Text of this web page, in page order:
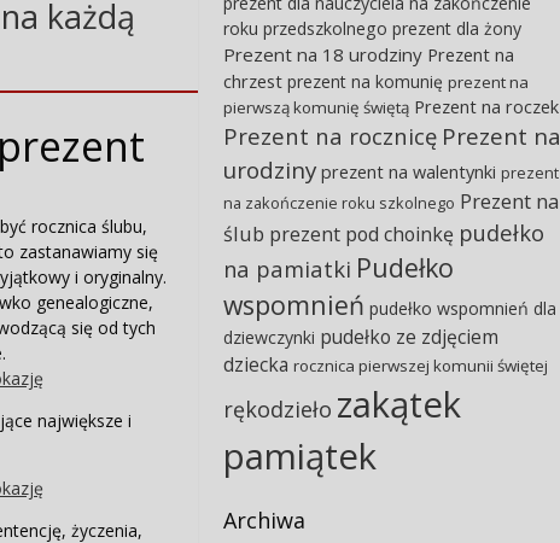
każdą
rocznica ślubu,
zastanawiamy się
i oryginalny.
genealogiczne,
się od tych
największe i
życzenia,
roku przedszkolnego prezent dla żony
Prezent na 18 urodziny Prezent na
chrzest prezent na komunię prezent na
pierwszą komunię świętą Prezent na roczek
Prezent na rocznicę Prezent na
urodziny prezent na walentynki prezent
na zakończenie roku szkolnego Prezent na
ślub prezent pod choinkę pudełko
na pamiatki Pudełko
wspomnień pudełko wspomnień dla
dziewczynki pudełko ze zdjęciem
dziecka rocznica pierwszej komunii świętej
rękodzieło zakątek
pamiątek
Archiwa